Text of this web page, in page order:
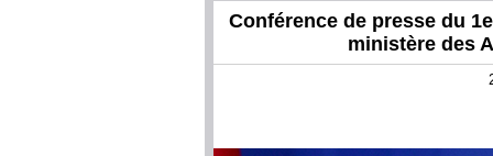
Conférence de presse du
ministère des